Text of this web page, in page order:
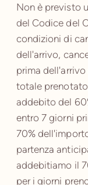
Non è previsto
del Codice del
condizioni di
dell'arrivo,
prima
totale
addebito del
entro 7 giorni
70%
partenza
addebitiamo il
per i giorni